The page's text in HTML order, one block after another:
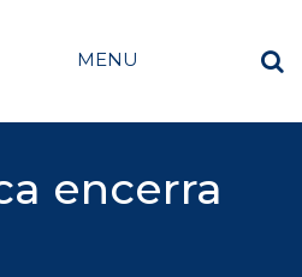
MENU
encerra